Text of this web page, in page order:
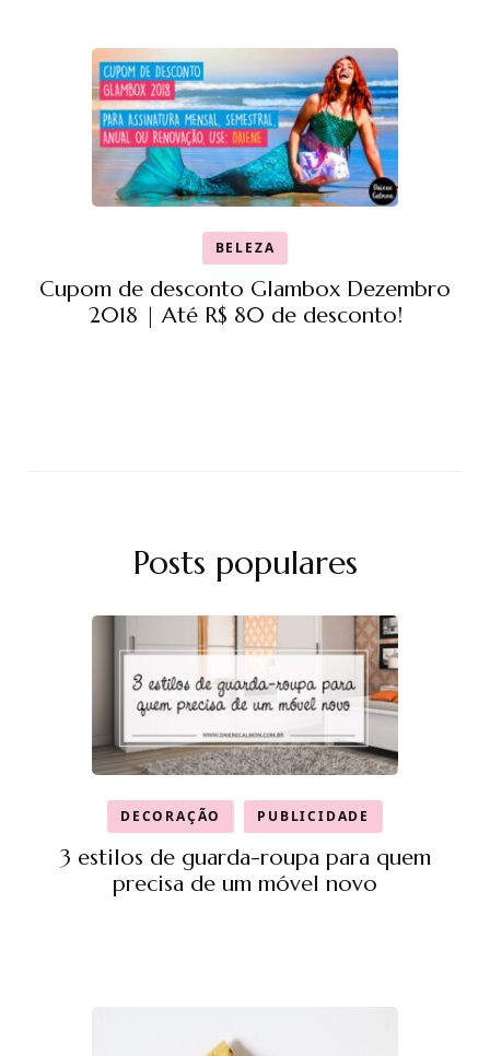
BELEZA
Cupom de desconto Glambox Dezembro
2018 | Até R$ 80 de desconto!
Posts populares
DECORAÇÃO PUBLICIDADE
3 estilos de guarda-roupa para quem
precisa de um móvel novo